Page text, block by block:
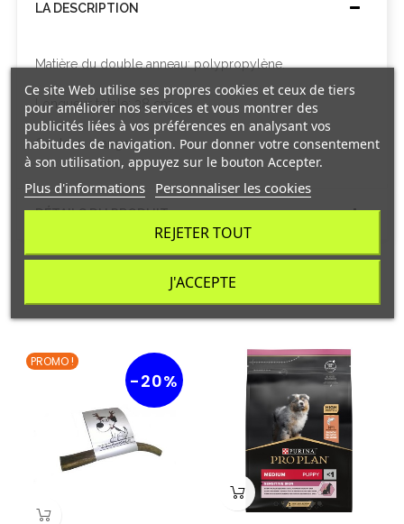
LA DESCRIPTION
Matière du double anneau: polypropylène.
Longueur totale: 38 cm.
Couleur: orange.
DÉTAILS DU PRODUIT
LES CLIENTS QUI ONT ACHETÉ CE PRODUIT
ONT ÉGALEMENT ACHETÉ:
PROMO !
-20%
Ce site Web utilise ses propres cookies et ceux de tiers
pour améliorer nos services et vous montrer des
publicités liées à vos préférences en analysant vos
habitudes de navigation. Pour donner votre consentement
à son utilisation, appuyez sur le bouton Accepter.
Plus d'informations Personnaliser les cookies
REJETER TOUT
J'ACCEPTE